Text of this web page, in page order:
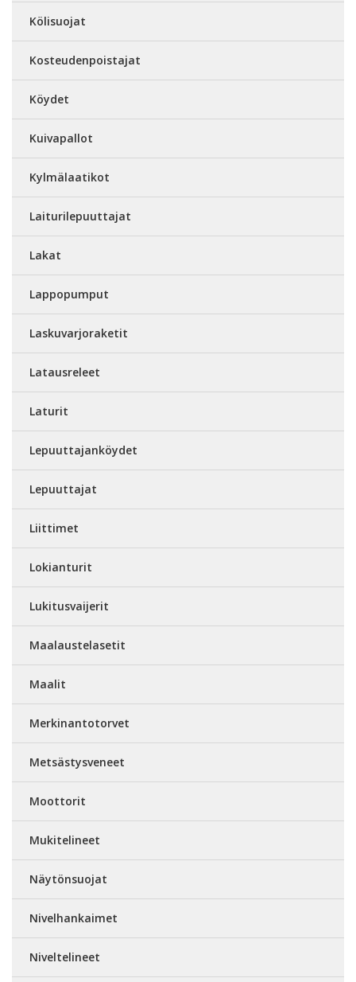
Kölisuojat
Kosteudenpoistajat
Köydet
Kuivapallot
Kylmälaatikot
Laiturilepuuttajat
Lakat
Lappopumput
Laskuvarjoraketit
Latausreleet
Laturit
Lepuuttajanköydet
Lepuuttajat
Liittimet
Lokianturit
Lukitusvaijerit
Maalaustelasetit
Maalit
Merkinantotorvet
Metsästysveneet
Moottorit
Mukitelineet
Näytönsuojat
Nivelhankaimet
Niveltelineet